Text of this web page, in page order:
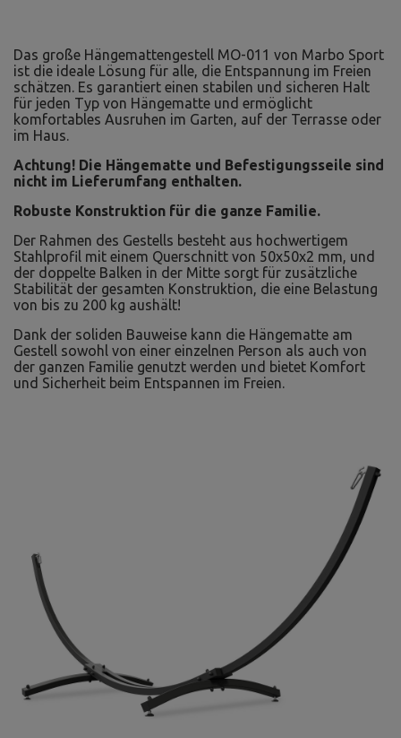
Das große Hängemattengestell MO-011 von Marbo Sport
ist die ideale Lösung für alle, die Entspannung im Freien
schätzen. Es garantiert einen stabilen und sicheren Halt
für jeden Typ von Hängematte und ermöglicht
komfortables Ausruhen im Garten, auf der Terrasse oder
im Haus.
Achtung! Die Hängematte und Befestigungsseile sind
nicht im Lieferumfang enthalten.
Robuste Konstruktion für die ganze Familie.
Der Rahmen des Gestells besteht aus hochwertigem
Stahlprofil mit einem Querschnitt von 50x50x2 mm, und
der doppelte Balken in der Mitte sorgt für zusätzliche
Stabilität der gesamten Konstruktion, die eine Belastung
von bis zu 200 kg aushält!
Dank der soliden Bauweise kann die Hängematte am
Gestell sowohl von einer einzelnen Person als auch von
der ganzen Familie genutzt werden und bietet Komfort
und Sicherheit beim Entspannen im Freien.